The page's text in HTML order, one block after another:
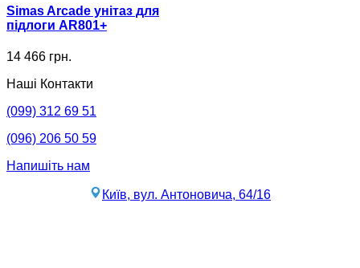
Simas Arcade унітаз для
підлоги AR801+
14 466 грн.
Наші Контакти
(099) 312 69 51
(096) 206 50 59
Напишіть нам
Київ, вул. Антоновича, 64/16